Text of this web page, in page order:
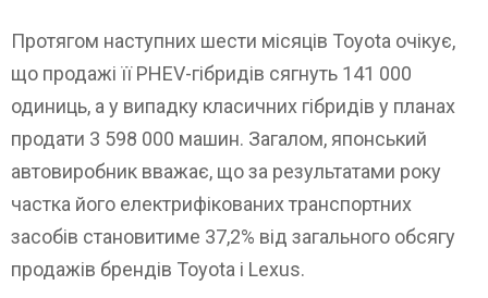
Протягом наступних шести місяців Toyota очікує,
що продажі її PHEV-гібридів сягнуть 141 000
одиниць, а у випадку класичних гібридів у планах
продати 3 598 000 машин. Загалом, японський
автовиробник вважає, що за результатами року
частка його електрифікованих транспортних
засобів становитиме 37,2% від загального обсягу
продажів брендів Toyota і Lexus.